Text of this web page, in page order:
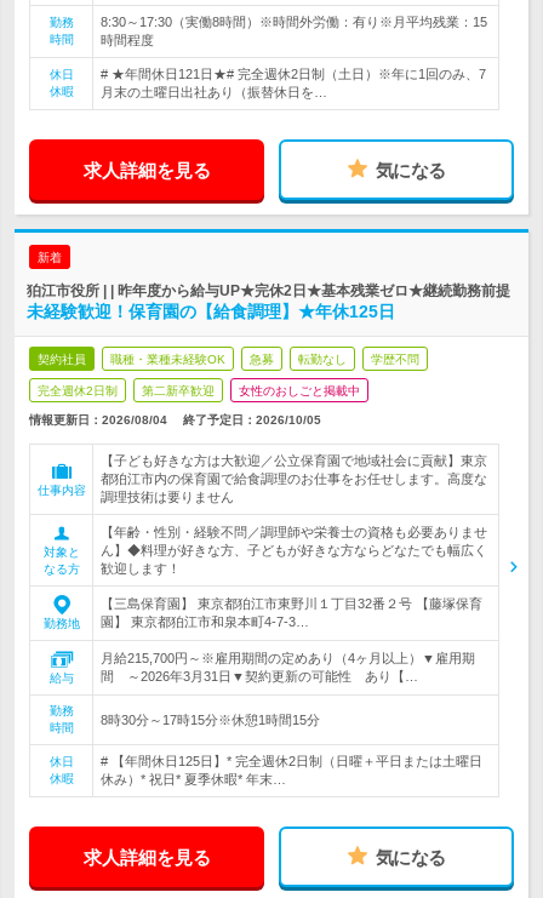
勤務
時間
8:30～17:30（実働8時間）※時間外労働：有り※月平均残業：15
時間程度
休日
休暇
# ★年間休日121日★# 完全週休2日制（土日）※年に1回のみ、7
月末の土曜日出社あり（振替休日を…
求人詳細を見る 気になる
新着
狛江市役所 | | 昨年度から給与UP★完休2日★基本残業ゼロ★継続勤務前提
未経験歓迎！保育園の【給食調理】★年休125日
契約社員 職種・業種未経験OK 急募 転勤なし 学歴不問
完全週休2日制 第二新卒歓迎 女性のおしごと掲載中
情報更新日：2026/08/04 終了予定日： 2026/10/05
仕事内容
【子ども好きな方は大歓迎／公立保育園で地域社会に貢献】東京
都狛江市内の保育園で給食調理のお仕事をお任せします。高度な
調理技術は要りません
対象と
なる方
【年齢・性別・経験不問／調理師や栄養士の資格も必要ありませ
ん】◆料理が好きな方、子どもが好きな方ならどなたでも幅広く
歓迎します！
勤務地
【三島保育園】 東京都狛江市東野川１丁目32番２号 【藤塚保育
園】 東京都狛江市和泉本町4-7-3…
給与
月給215,700円～※雇用期間の定めあり（4ヶ月以上）▼雇用期
間 ～2026年3月31日▼契約更新の可能性 あり【…
勤務
時間
8時30分～17時15分※休憩1時間15分
休日
休暇
# 【年間休日125日】* 完全週休2日制（日曜＋平日または土曜日
休み）* 祝日* 夏季休暇* 年末…
求人詳細を見る 気になる